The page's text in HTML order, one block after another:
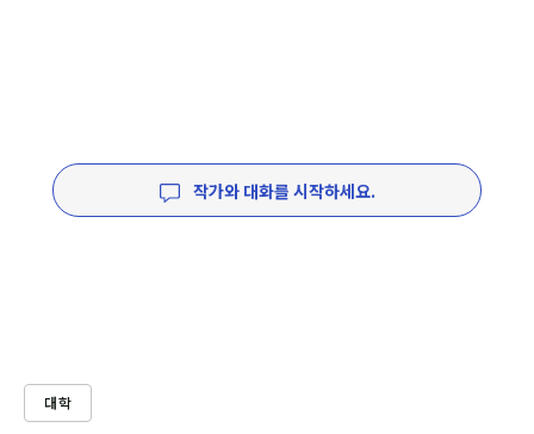
작가와 대화를 시작하세요.
대학